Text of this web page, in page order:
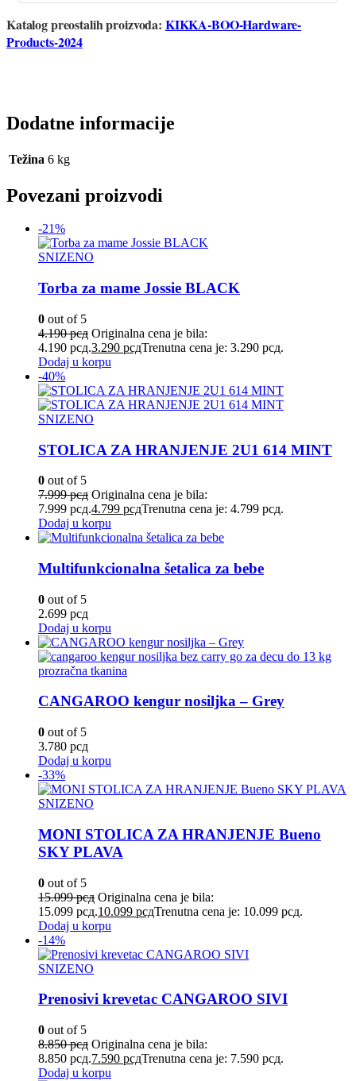
Katalog preostalih proizvoda: KIKKA-BOO-Hardware-
Products-2024
Dodatne informacije
Težina 6 kg
Povezani proizvodi
-21%
SNIZENO
Torba za mame Jossie BLACK
0 out of 5
4.190рсд Originalna cena je bila:
4.190 рсд.3.290 рсдTrenutna cena je: 3.290 рсд.
Dodaj u korpu
-40%
SNIZENO
STOLICA ZA HRANJENJE 2U1 614 MINT
0 out of 5
7.999рсд Originalna cena je bila:
7.999 рсд.4.799 рсдTrenutna cena je: 4.799 рсд.
Dodaj u korpu
Multifunkcionalna šetalica za bebe
0 out of 5
2.699 рсд
Dodaj u korpu
CANGAROO kengur nosiljka – Grey
0 out of 5
3.780 рсд
Dodaj u korpu
-33%
SNIZENO
MONI STOLICA ZA HRANJENJE Bueno
SKY PLAVA
0 out of 5
15.099рсд Originalna cena je bila:
15.099 рсд.10.099 рсдTrenutna cena je: 10.099 рсд.
Dodaj u korpu
-14%
SNIZENO
Prenosivi krevetac CANGAROO SIVI
0 out of 5
8.850рсд Originalna cena je bila:
8.850 рсд.7.590 рсдTrenutna cena je: 7.590 рсд.
Dodaj u korpu